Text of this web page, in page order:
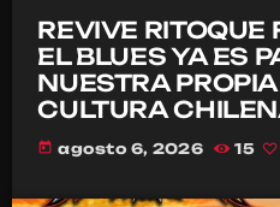
REVIVE RITOQUE
EL BLUES YA ES
NUESTRA
CULTURA
today agosto 6, 2026 15